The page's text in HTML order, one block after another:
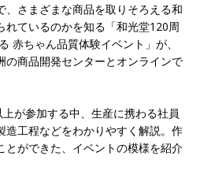
、さまざまな商品を取りそろえる和
れているのかを知る「和光堂120周
赤ちゃん品質体験イベント」が、
の商品開発センターとオンラインで
が参加する中、生産に携わる社員
造工程などをわかりやすく解説。作
とができた、イベントの模様を紹介